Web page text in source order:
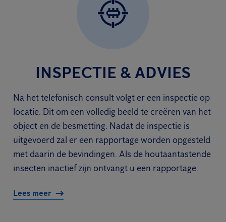
INSPECTIE & ADVIES
Na het telefonisch consult volgt er een inspectie op
locatie. Dit om een volledig beeld te creëren van het
object en de besmetting. Nadat de inspectie is
uitgevoerd zal er een rapportage worden opgesteld
met daarin de bevindingen. Als de houtaantastende
insecten inactief zijn ontvangt u een rapportage.
Lees meer